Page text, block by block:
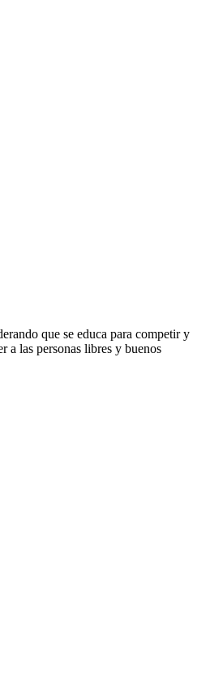
que se educa para competir y
a las personas libres y buenos